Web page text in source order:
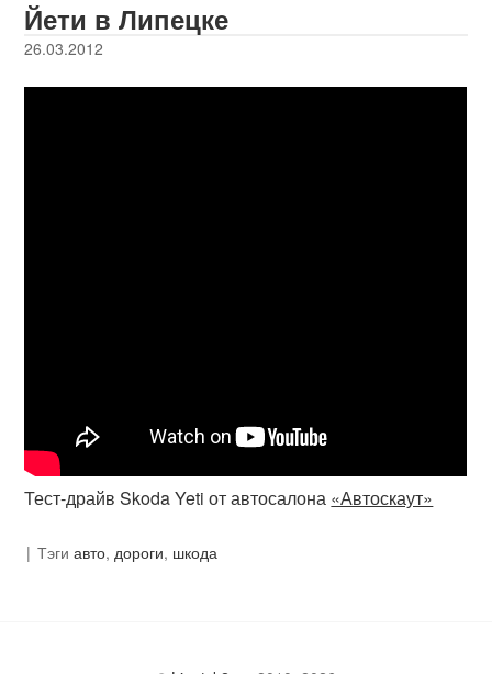
Йети в Липецке
26.03.2012
Тест-драйв Skoda Yeti от автосалона «Автоскаут»
Тэгиавто,дороги, шкода